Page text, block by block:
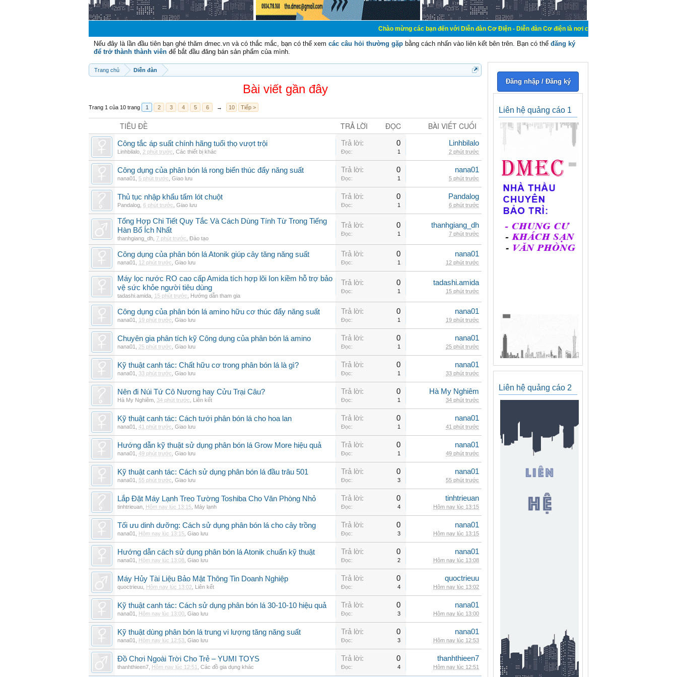
Chào mừng các bạn đến với Diễn đàn Cơ Điện - Diễn đàn Cơ điện là nơi chia sẽ kiến thức kinh nghiệm trong lãnh
Nếu đây là lần đầu tiên bạn ghé thăm dmec.vn và có thắc mắc, bạn có thể xem các câu hỏi thường gặp bằng cách nhấn vào liên kết bên trên. Bạn có thể đăng ký
để trở thành thành viên để bắt đầu đăng bán sản phẩm của mình.
Trang chủ Diễn đàn
Bài viết gần đây
Trang 1 của 10 trang 1 2 3 4 5 6 → 10 Tiếp >
TIÊU ĐỀ TRẢ LỜI ĐỌC BÀI VIẾT CUỐI
Công tắc áp suất chính hãng tuổi thọ vượt trội
Linhbilalo 2 phút trước Các thiết bị khác
Trả lời: 0
Đọc: 1
Linhbilalo
2 phút trước
Công dụng của phân bón lá rong biển thúc đẩy năng suất
nana01 5 phút trước Giao lưu
Trả lời: 0
Đọc: 1
nana01
5 phút trước
Thủ tục nhập khẩu tấm lót chuột
Pandalog 6 phút trước Giao lưu
Trả lời: 0
Đọc: 1
Pandalog
6 phút trước
Tổng Hợp Chi Tiết Quy Tắc Và Cách Dùng Tính Từ Trong Tiếng
Hàn Bổ Ích Nhất
thanhgiang_dh 7 phút trước Đào tạo
Trả lời: 0
Đọc: 1
thanhgiang_dh
7 phút trước
Công dụng của phân bón lá Atonik giúp cây tăng năng suất
nana01 12 phút trước Giao lưu
Trả lời: 0
Đọc: 1
nana01
12 phút trước
Máy lọc nước RO cao cấp Amida tích hợp lõi Ion kiềm hỗ trợ bảo
vệ sức khỏe người tiêu dùng
tadashi.amida 15 phút trước Hướng dẫn tham gia
Trả lời: 0
Đọc: 1
tadashi.amida
15 phút trước
Công dụng của phân bón lá amino hữu cơ thúc đẩy năng suất
nana01 19 phút trước Giao lưu
Trả lời: 0
Đọc: 1
nana01
19 phút trước
Chuyên gia phân tích kỹ Công dụng của phân bón lá amino
nana01 25 phút trước Giao lưu
Trả lời: 0
Đọc: 1
nana01
25 phút trước
Kỹ thuật canh tác: Chất hữu cơ trong phân bón lá là gì?
nana01 33 phút trước Giao lưu
Trả lời: 0
Đọc: 1
nana01
33 phút trước
Nên đi Núi Tứ Cô Nương hay Cửu Trại Câu?
Hà My Nghiêm 34 phút trước Liên kết
Trả lời: 0
Đọc: 1
Hà My Nghiêm
34 phút trước
Kỹ thuật canh tác: Cách tưới phân bón lá cho hoa lan
nana01 41 phút trước Giao lưu
Trả lời: 0
Đọc: 1
nana01
41 phút trước
Hướng dẫn kỹ thuật sử dụng phân bón lá Grow More hiệu quả
nana01 49 phút trước Giao lưu
Trả lời: 0
Đọc: 1
nana01
49 phút trước
Kỹ thuật canh tác: Cách sử dụng phân bón lá đầu trâu 501
nana01 55 phút trước Giao lưu
Trả lời: 0
Đọc: 3
nana01
55 phút trước
Lắp Đặt Máy Lạnh Treo Tường Toshiba Cho Văn Phòng Nhỏ
tinhtrieuan Hôm nay lúc 13:15 Máy lạnh
Trả lời: 0
Đọc: 4
tinhtrieuan
Hôm nay lúc 13:15
Tối ưu dinh dưỡng: Cách sử dụng phân bón lá cho cây trồng
nana01 Hôm nay lúc 13:15 Giao lưu
Trả lời: 0
Đọc: 3
nana01
Hôm nay lúc 13:15
Hướng dẫn cách sử dụng phân bón lá Atonik chuẩn kỹ thuật
nana01 Hôm nay lúc 13:08 Giao lưu
Trả lời: 0
Đọc: 2
nana01
Hôm nay lúc 13:08
Máy Hủy Tài Liệu Bảo Mật Thông Tin Doanh Nghiệp
quoctrieuu Hôm nay lúc 13:02 Liên kết
Trả lời: 0
Đọc: 4
quoctrieuu
Hôm nay lúc 13:02
Kỹ thuật canh tác: Cách sử dụng phân bón lá 30-10-10 hiệu quả
nana01 Hôm nay lúc 13:00 Giao lưu
Trả lời: 0
Đọc: 3
nana01
Hôm nay lúc 13:00
Kỹ thuật dùng phân bón lá trung vi lượng tăng năng suất
nana01 Hôm nay lúc 12:53 Giao lưu
Trả lời: 0
Đọc: 3
nana01
Hôm nay lúc 12:53
Đồ Chơi Ngoài Trời Cho Trẻ – YUMI TOYS
thanhthieen7 Hôm nay lúc 12:51 Các đồ gia dụng khác
Trả lời: 0
Đọc: 4
thanhthieen7
Hôm nay lúc 12:51
Đăng nhập / Đăng ký
Liên hệ quảng cáo 1
Liên hệ quảng cáo 2